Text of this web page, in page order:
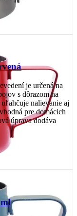
je určená na
s dôrazom na
nalievanie aj
pre domácich
úprava dodáva